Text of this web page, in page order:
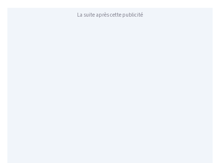
La suite après cette publicité